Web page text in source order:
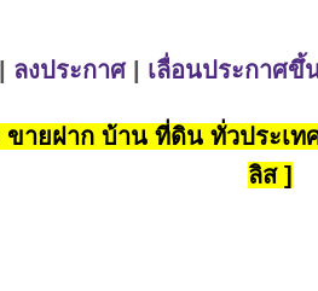
ลงประกาศ| เลื่อนประกาศขึ้
ขายฝาก บ้าน ที่ดิน ทั่วประเท
ลิส ]